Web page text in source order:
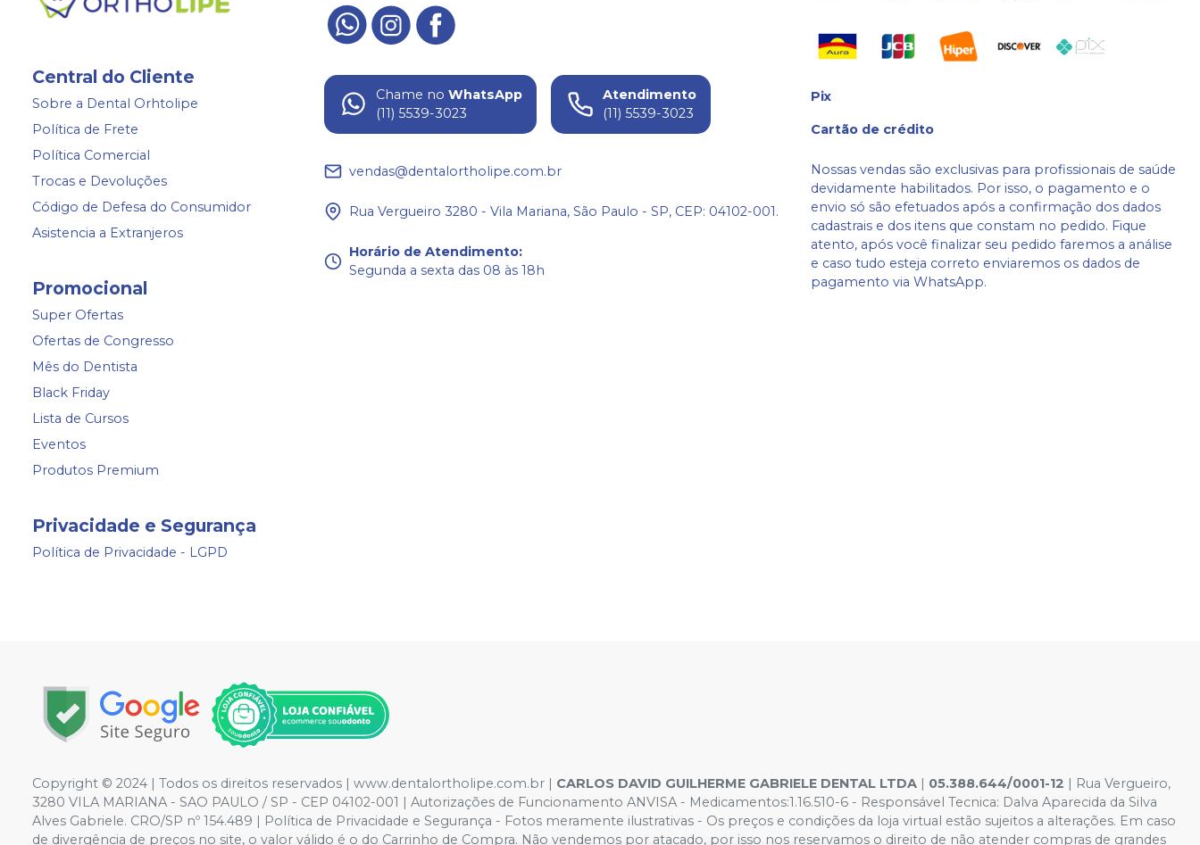
Central do Cliente
Sobre a Dental Orhtolipe
Política de Frete
Política Comercial
Trocas e Devoluções
Código de Defesa do Consumidor
Asistencia a Extranjeros
Promocional
Super Ofertas
Ofertas de Congresso
Mês do Dentista
Black Friday
Lista de Cursos
Eventos
Produtos Premium
Privacidade e Segurança
Política de Privacidade - LGPD
Chame no WhatsApp
(11) 5539-3023
Atendimento
(11) 5539-3023
vendas@dentalortholipe.com.br
Rua Vergueiro 3280 - Vila Mariana, São Paulo - SP, CEP: 04102-001.
Horário de Atendimento:
Segunda a sexta das 08 às 18h
Pix
Cartão de crédito
Nossas vendas são exclusivas para profissionais de saúde
devidamente habilitados. Por isso, o pagamento e o
envio só são efetuados após a confirmação dos dados
cadastrais e dos itens que constam no pedido. Fique
atento, após você finalizar seu pedido faremos a análise
e caso tudo esteja correto enviaremos os dados de
pagamento via WhatsApp.
Copyright © 2024 | Todos os direitos reservados | www.dentalortholipe.com.br | CARLOS DAVID GUILHERME GABRIELE DENTAL LTDA | 05.388.644/0001-12 | Rua Vergueiro,
3280 VILA MARIANA - SAO PAULO / SP - CEP 04102-001 | Autorizações de Funcionamento ANVISA - Medicamentos:1.16.510-6 - Responsável Tecnica: Dalva Aparecida da Silva
Alves Gabriele. CRO/SP nº 154.489 | Política de Privacidade e Segurança - Fotos meramente ilustrativas - Os preços e condições da loja virtual estão sujeitos a alterações. Em caso
de divergência de preços no site, o valor válido é o do Carrinho de Compra. Não vendemos por atacado, por isso nos reservamos o direito de não atender compras de grandes